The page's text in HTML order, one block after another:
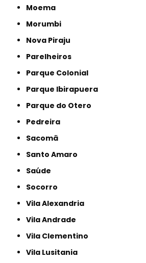
Moema
Morumbi
Nova Piraju
Parelheiros
Parque Colonial
Parque Ibirapuera
Parque do Otero
Pedreira
Sacomã
Santo Amaro
Saúde
Socorro
Vila Alexandria
Vila Andrade
Vila Clementino
Vila Lusitania